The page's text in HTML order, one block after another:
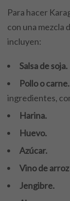
Para hacer
con una mezcla
incluyen:
Salsa de soja.
Pollo o carne.
ingredientes,
Harina.
Huevo.
Azúcar.
Vino de arroz
Jengibre.